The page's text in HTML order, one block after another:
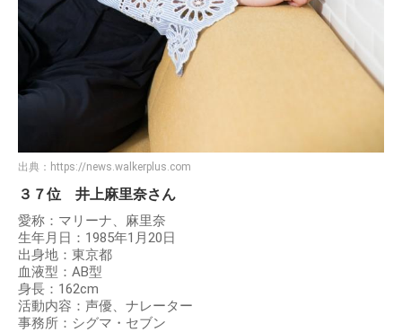
出典： https://news.walkerplus.com
３７位 井上麻里奈さん
愛称：マリーナ、麻里奈
生年月日：1985年1月20日
出身地：東京都
血液型：AB型
身長：162cm
活動内容：声優、ナレーター
事務所：シグマ・セブン